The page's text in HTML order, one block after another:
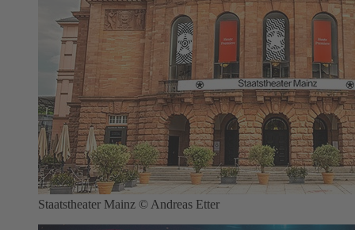
Staatstheater Mainz © Andreas Etter